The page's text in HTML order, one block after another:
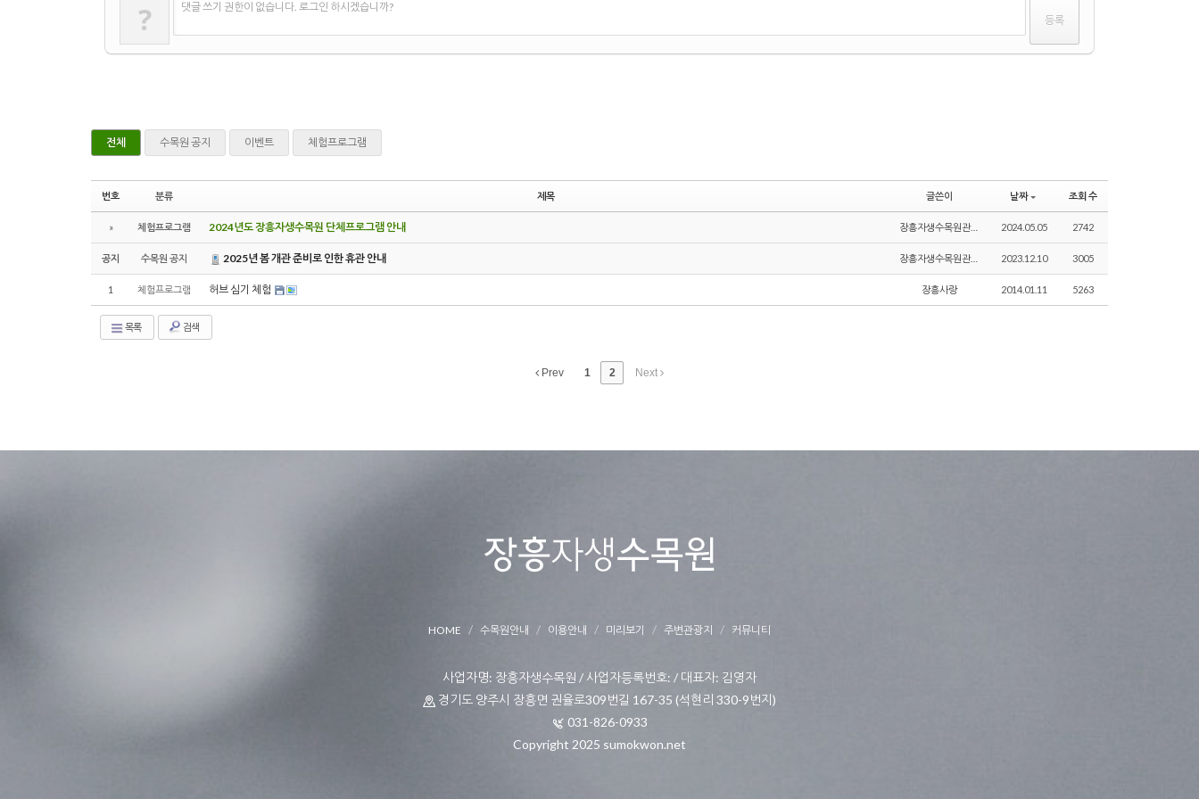
? 댓글 쓰기 권한이 없습니다. 로그인 하시겠습니까?
전체 수목원 공지 이벤트 체험프로그램
번호 분류 제목 글쓴이 날짜 조회 수
» 체험프로그램 2024년도 장흥자생수목원 단체프로그램 안내 장흥자생수목원관리자 2024.05.05 2742
공지 수목원 공지 2025년 봄 개관 준비로 인한 휴관 안내 장흥자생수목원관리자 2023.12.10 3005
1 체험프로그램 허브 심기 체험 장흥사랑 2014.01.11 5263
목록 검색
Prev 1 2 Next
HOME 수목원안내 이용안내 미리보기 주변관광지 커뮤니티
사업자명: 장흥자생수목원 / 사업자등록번호: / 대표자: 김영자
경기도 양주시 장흥면 권율로309번길 167-35 (석현리 330-9번지)
031-826-0933
Copyright 2025 sumokwon.net